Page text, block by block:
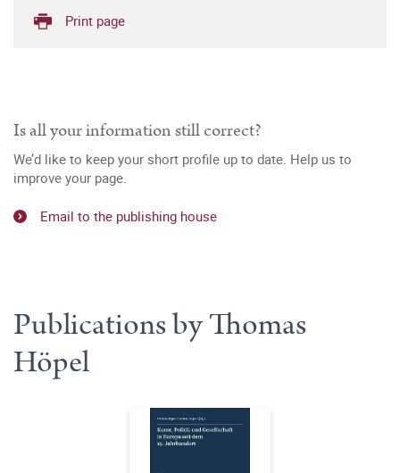
Print page
Is all your information still correct?
We’d like to keep your short profile up to date. Help us to
improve your page.
Email to the publishing house
Publications by Thomas
Höpel